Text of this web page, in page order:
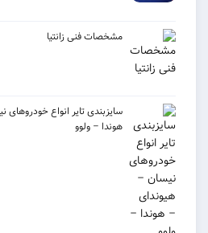
مشخصات فنی زانتیا
سایزبندی تایر انواع خودروهای نیسان – هیوندای –
هوندا – ولوو